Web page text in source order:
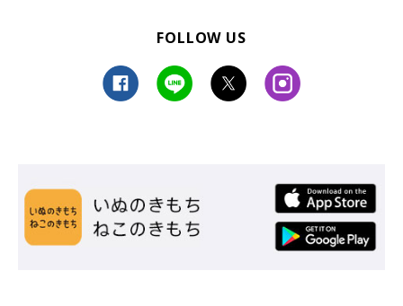
公益社団法人 日本獣医師会
新型コロナウイルス感染症に関する情報
農林水産省のサイトには、動物に関連する新型コロナウイルスの
情報がまとめられたリンク集があり、情報量とバリエーションの
豊かさはダントツ。こちらもチェックしておくと安心です。
FOLLOW US